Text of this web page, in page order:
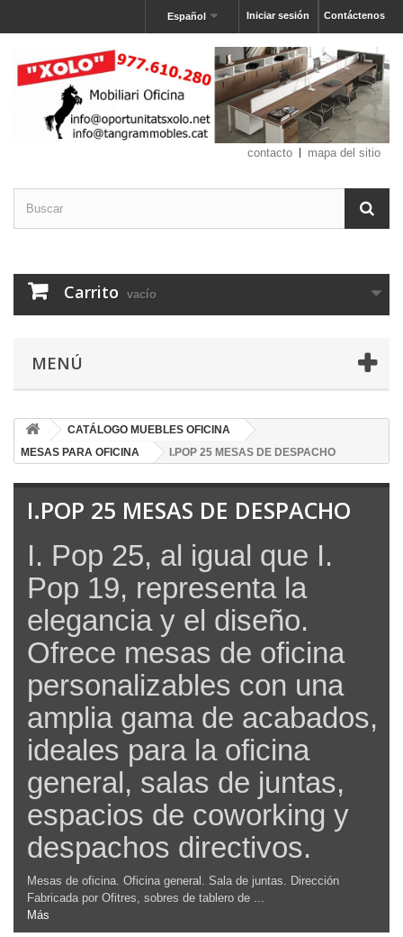
Contáctenos
Iniciar sesión
Español
contacto mapa del sitio
Carrito vacío
MENÚ
CATÁLOGO MUEBLES OFICINA
MESAS PARA OFICINA
I.POP 25 MESAS DE DESPACHO
I.POP 25 MESAS DE DESPACHO
I. Pop 25, al igual que I.
Pop 19, representa la
elegancia y el diseño.
Ofrece mesas de oficina
personalizables con una
amplia gama de acabados,
ideales para la oficina
general, salas de juntas,
espacios de coworking y
despachos directivos.
Mesas de oficina. Oficina general. Sala de juntas. Dirección
Fabricada por Ofitres, sobres de tablero de ...
Más